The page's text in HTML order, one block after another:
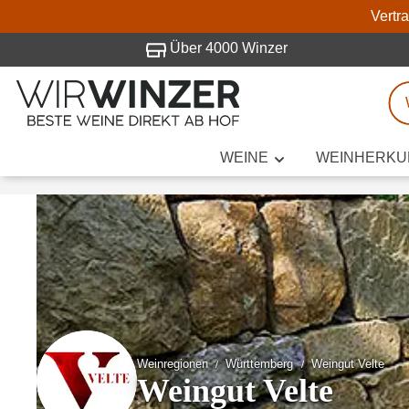
Über 4000 Winzer
WEINE
Weinregionen Württemberg Weingut Velte
Weingut Velte
Weinsuche
Mindestens 3
bei WirWinzer.